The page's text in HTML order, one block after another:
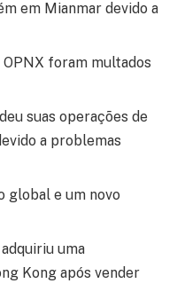
em Mianmar devido a
OPNX foram multados
suas operações de
a problemas
global e um novo
uma
Kong após vender